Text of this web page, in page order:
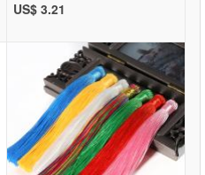
US$ 3.21